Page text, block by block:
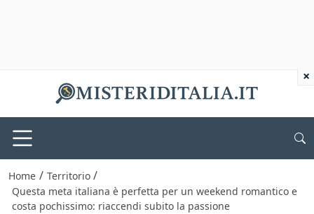
Home / Territorio /
Questa meta italiana è perfetta per un weekend romantico e
costa pochissimo: riaccendi subito la passione
×